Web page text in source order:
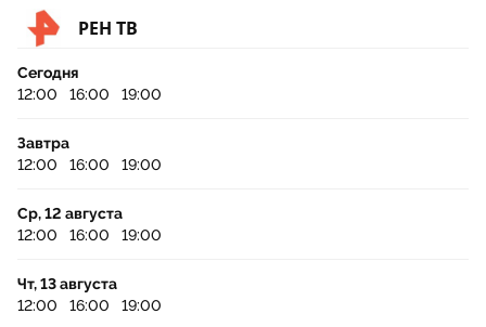
РЕН ТВ
Сегодня
12:00
16:00 19:00
Завтра
12:00
16:00 19:00
Ср, 12 августа
12:00
16:00 19:00
Чт, 13 августа
12:00
16:00 19:00